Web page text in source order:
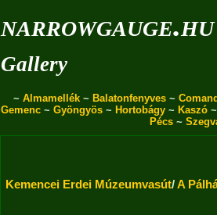
narrowgauge.hu
Gallery
~ Almamellék ~ Balatonfenyves ~
Gemenc ~ Gyöngyös ~ Hortobágy ~ Kaszó
Pécs ~
Kemencei Erdei Múzeumvasút/A